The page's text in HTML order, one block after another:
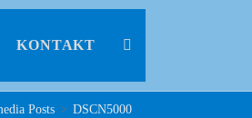
KONTAKT
Posts > DSCN5000